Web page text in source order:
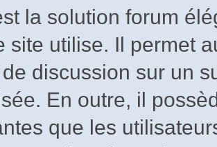
la solution forum
site utilise. Il permet
discussion sur un
En outre, il
que les